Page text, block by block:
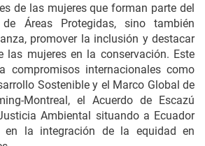
de las mujeres que forman parte del
Áreas Protegidas, sino también
promover la inclusión y destacar
las mujeres en la conservación. Este
compromisos internacionales como
Sostenible y el Marco Global de
Montreal, el Acuerdo de Escazú
Ambiental situando a Ecuador
en la integración de la equidad en